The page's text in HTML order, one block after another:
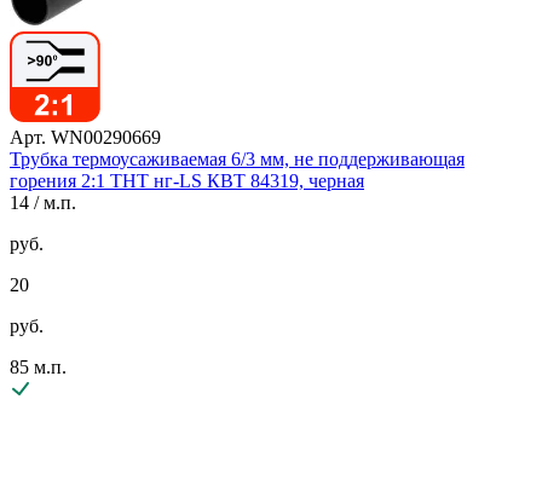
Арт. WN00290669
Трубка термоусаживаемая 6/3 мм, не поддерживающая
горения 2:1 ТНТ нг-LS КВТ 84319, черная
14 / м.п.
руб.
20
руб.
85 м.п.